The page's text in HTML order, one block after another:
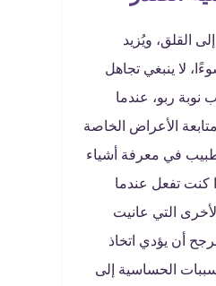
القلق، ويُزيد
لا ينبغي تجاهل
نوبة ربو، عندما
الأعراض الخاصة
في معرفة أشياء
كنت تفعل عندما
التي عانيت
أن يؤدي اتخاذ
الحساسية إلى